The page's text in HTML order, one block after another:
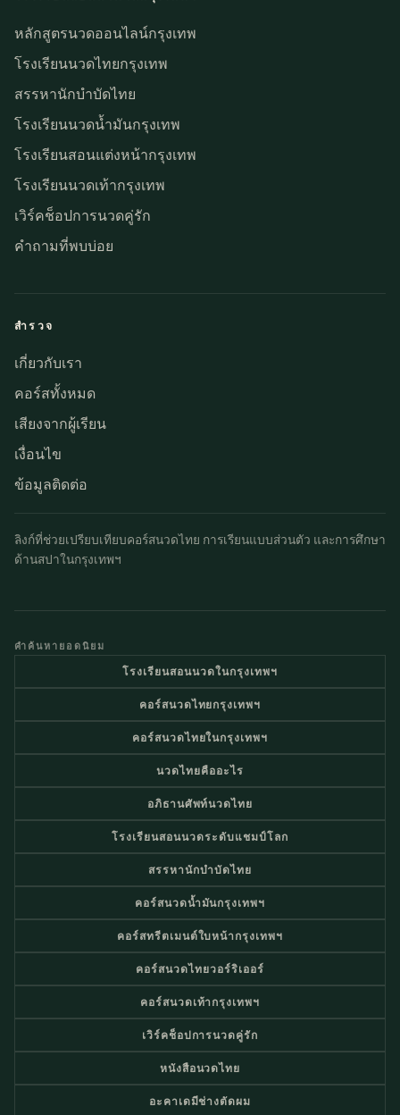
หลักสูตรนวดออนไลน์กรุงเทพ
โรงเรียนนวดไทยกรุงเทพ
สรรหานักบำบัดไทย
โรงเรียนนวดน้ำมันกรุงเทพ
โรงเรียนสอนแต่งหน้ากรุงเทพ
โรงเรียนนวดเท้ากรุงเทพ
เวิร์คช็อปการนวดคู่รัก
คำถามที่พบบ่อย
สำรวจ
เกี่ยวกับเรา
คอร์สทั้งหมด
เสียงจากผู้เรียน
เงื่อนไข
ข้อมูลติดต่อ
ลิงก์ที่ช่วยเปรียบเทียบคอร์สนวดไทย การเรียนแบบส่วนตัว และการศึกษา
ด้านสปาในกรุงเทพฯ
คำค้นหายอดนิยม
โรงเรียนสอนนวดในกรุงเทพฯ
คอร์สนวดไทยกรุงเทพฯ
คอร์สนวดไทยในกรุงเทพฯ
นวดไทยคืออะไร
อภิธานศัพท์นวดไทย
โรงเรียนสอนนวดระดับแชมป์โลก
สรรหานักบำบัดไทย
คอร์สนวดน้ำมันกรุงเทพฯ
คอร์สทรีตเมนต์ใบหน้ากรุงเทพฯ
คอร์สนวดไทยวอร์ริเออร์
คอร์สนวดเท้ากรุงเทพฯ
เวิร์คช็อปการนวดคู่รัก
หนังสือนวดไทย
อะคาเดมีช่างตัดผม